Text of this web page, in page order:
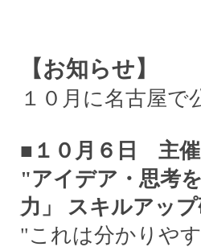
【お知らせ】
１０月に名古屋で
■１０月６日 主催
"アイデア・思考
力」 スキルアッ
"これは分かりや